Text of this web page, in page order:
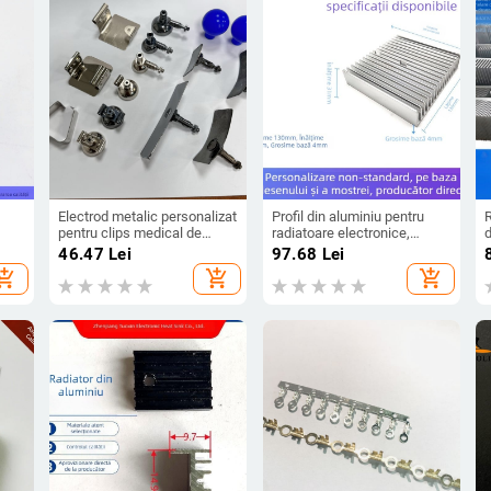
Electrod metalic personalizat
pentru clips medical de
membru, adulți,
multifuncțional, cu bilă de
aspirație, placat cu clorură
46.47 Lei
add_shopping_cart
Profil din aluminiu pentru
radiatoare electronice,
dimensiuni personalizate
97.68 Lei
add_shopping_cart